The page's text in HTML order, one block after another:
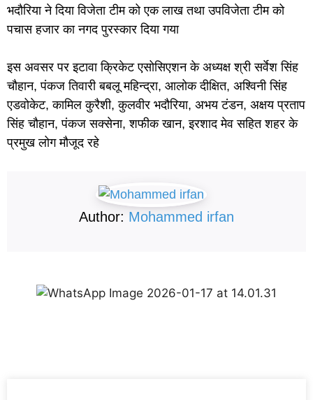
भदौरिया ने दिया विजेता टीम को एक लाख तथा उपविजेता टीम को
पचास हजार का नगद पुरस्कार दिया गया
इस अवसर पर इटावा क्रिकेट एसोसिएशन के अध्यक्ष श्री सर्वेश सिंह
चौहान, पंकज तिवारी बबलू महिन्द्रा, आलोक दीक्षित, अश्विनी सिंह
एडवोकेट, कामिल कुरैशी, कुलवीर भदौरिया, अभय टंडन, अक्षय प्रताप
सिंह चौहान, पंकज सक्सेना, शफीक खान, इरशाद मेव सहित शहर के
प्रमुख लोग मौजूद रहे
Author: Mohammed irfan